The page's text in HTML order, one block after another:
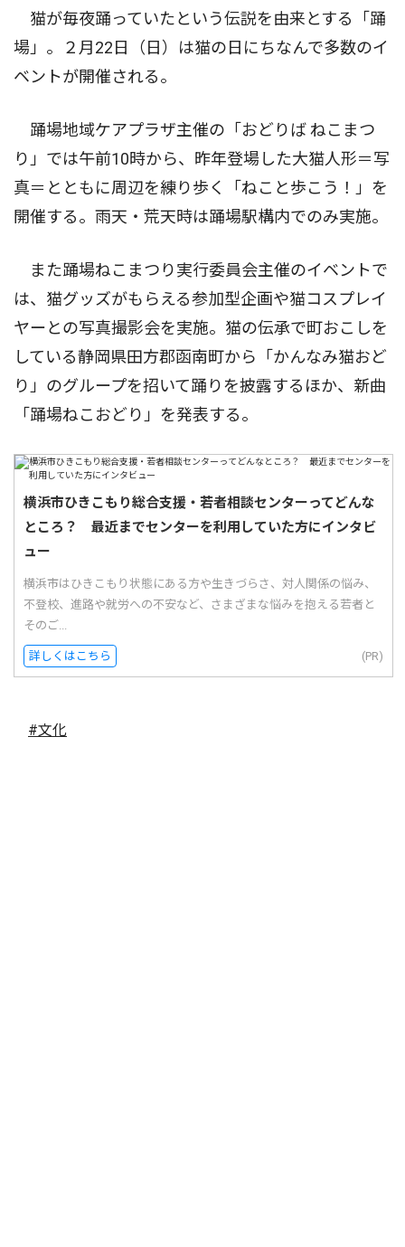
猫が毎夜踊っていたという伝説を由来とする「踊
場」。２月22日（日）は猫の日にちなんで多数のイ
ベントが開催される。
踊場地域ケアプラザ主催の「おどりば ねこまつ
り」では午前10時から、昨年登場した大猫人形＝写
真＝とともに周辺を練り歩く「ねこと歩こう！」を
開催する。雨天・荒天時は踊場駅構内でのみ実施。
また踊場ねこまつり実行委員会主催のイベントで
は、猫グッズがもらえる参加型企画や猫コスプレイ
ヤーとの写真撮影会を実施。猫の伝承で町おこしを
している静岡県田方郡函南町から「かんなみ猫おど
り」のグループを招いて踊りを披露するほか、新曲
「踊場ねこおどり」を発表する。
横浜市ひきこもり総合支援・若者相談センターってどんな
ところ？ 最近までセンターを利用していた方にインタビ
ュー
横浜市はひきこもり状態にある方や生きづらさ、対人関係の悩み、
不登校、進路や就労への不安など、さまざまな悩みを抱える若者と
そのご...
詳しくはこちら (PR)
#文化